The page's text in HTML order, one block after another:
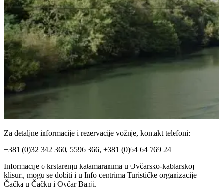
Za detaljne informacije i rezervacije vožnje, kontakt telefoni:
+381 (0)32 342 360, 5596 366, +381 (0)64 64 769 24
Informacije o krstarenju katamaranima u Ovčarsko-kablarskoj
klisuri, mogu se dobiti i u Info centrima Turističke organizacije
Čačka u Čačku i Ovčar Banji.